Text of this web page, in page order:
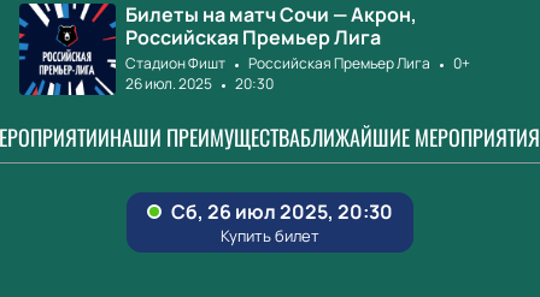
Билеты на матч Сочи — Акрон,
Российская Премьер Лига
Стадион Фишт Российская Премьер Лига
0+
26 июл. 2025
20:30
НАШИ ПРЕИМУЩЕСТВАБЛИЖАЙШИЕ МЕРОПРИЯТИЯ